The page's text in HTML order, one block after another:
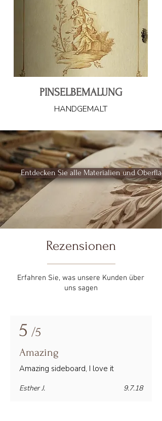
PINSELBEMALUNG
HANDGEMALT
Entdecken Sie alle Materialien und
Rezensionen
Erfahren Sie, was unsere Kunden über
uns sagen
5 /5
Amazing
Amazing sideboard, I love it
9.7.18
Esther J.